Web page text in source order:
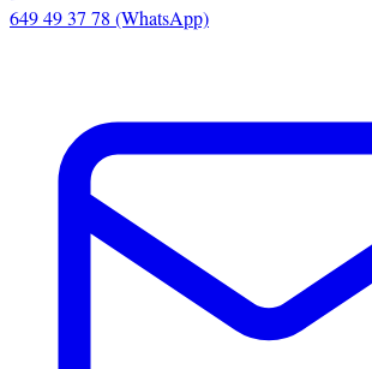
649 49 37 78 (WhatsApp)